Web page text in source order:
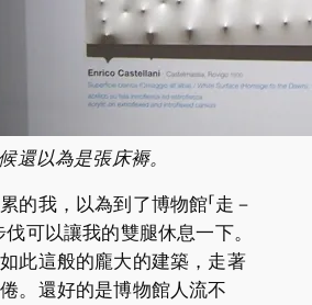
還以為是張床褥。
的我，以為到了博物館「走－
伐可以讓我的雙腿休息一下。
此這般的龐大的建築，走著
。還好的是博物館人流不